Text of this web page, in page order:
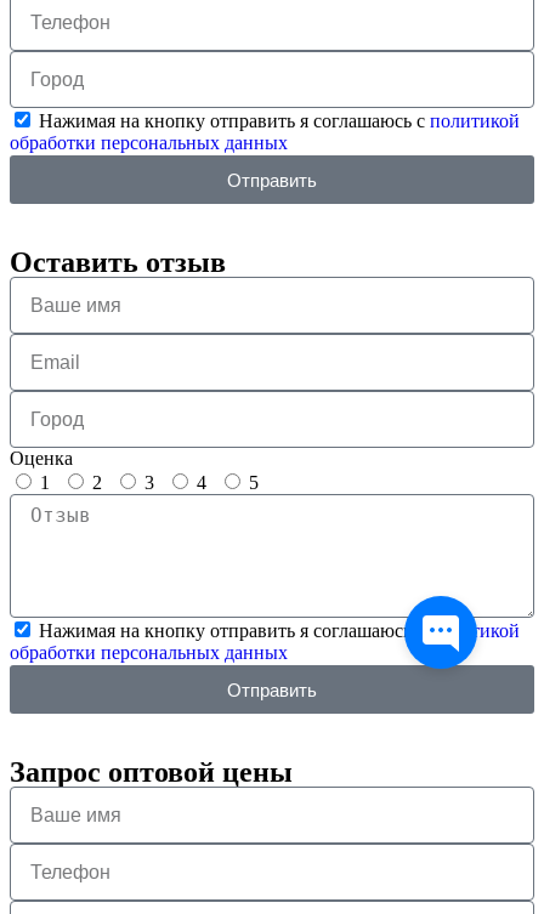
Нажимая на кнопку отправить я соглашаюсь с политикой
обработки персональных данных
Отправить
Оставить отзыв
Оценка
1
2 3 4 5
Нажимая на кнопку отправить я соглашаюсь с политикой
обработки персональных данных
Отправить
Запрос оптовой цены